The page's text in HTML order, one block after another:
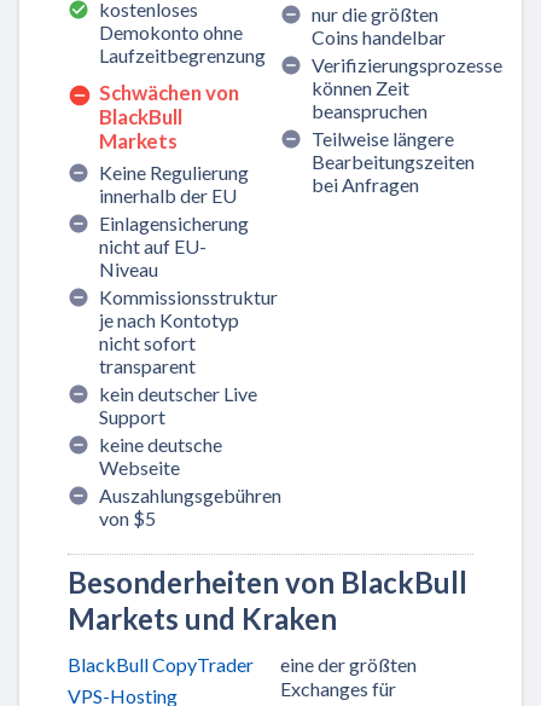
kostenloses
Demokonto ohne
Laufzeitbegrenzung
Schwächen von
BlackBull
Markets
Keine Regulierung
innerhalb der EU
Einlagensicherung
nicht auf EU-
Niveau
Kommissionsstruktur
je nach Kontotyp
nicht sofort
transparent
kein deutscher Live
Support
keine deutsche
Webseite
Auszahlungsgebühren
von $5
nur die größten
Coins handelbar
Verifizierungsprozesse
können Zeit
beanspruchen
Teilweise längere
Bearbeitungszeiten
bei Anfragen
Besonderheiten von BlackBull
Markets und Kraken
BlackBull CopyTrader
VPS-Hosting
eine der größten
Exchanges für